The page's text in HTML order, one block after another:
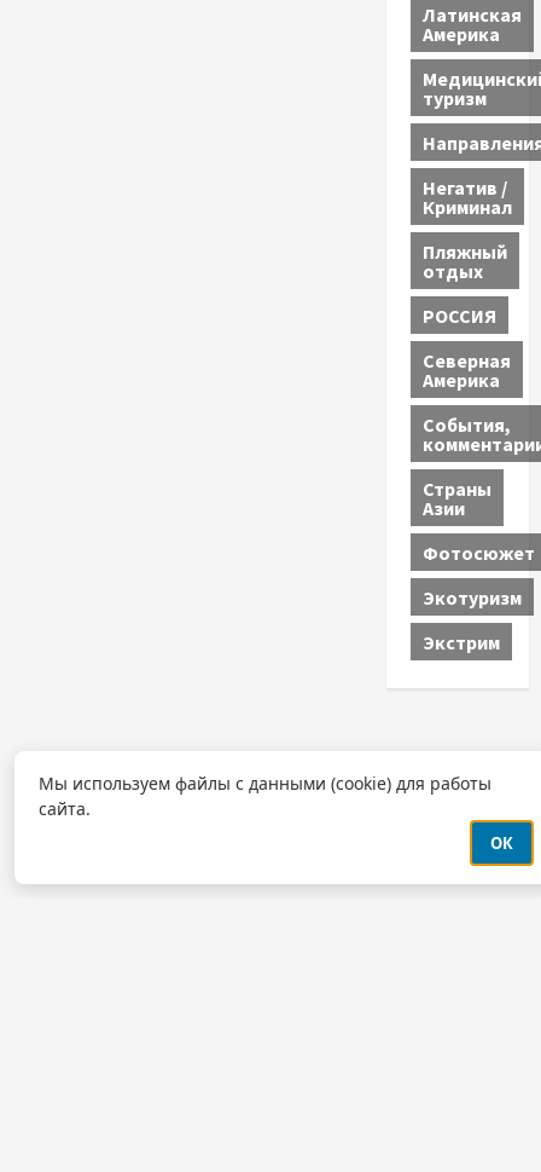
Латинская
Америка
туризм
Негатив /
Криминал
Пляжный
отдых
РОССИЯ
Северная
Америка
События,
Страны
Азии
Фотосюжет
Экотуризм
Экстрим
Мы используем файлы с данными (cookie) для работы
сайта.
ОК